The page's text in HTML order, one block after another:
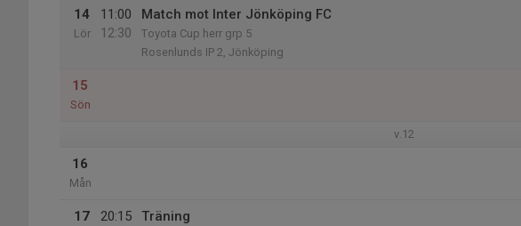
14
Lör
11:00
12:30
Match mot Inter Jönköping FC
Toyota Cup herr grp 5
Rosenlunds IP 2, Jönköping
15
Sön
v.12
16
Mån
17
20:15
Träning